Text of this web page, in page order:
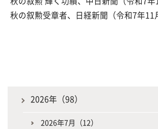
秋の叙勲受章者、日経新聞（令和7年11
2026年（98）
2026年7月（12）